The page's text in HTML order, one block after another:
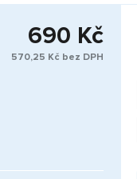
690 Kč
570,25 Kč bez DPH